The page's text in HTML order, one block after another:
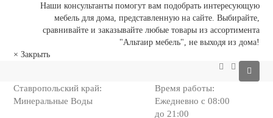
Наши консультанты помогут вам подобрать интересующую
мебель для дома, представленную на сайте. Выбирайте,
сравнивайте и заказывайте любые товары из ассортимента
"Альтаир мебель", не выходя из дома!
× Закрыть
Ставропольский край:
Минеральные Воды
Время работы:
Ежедневно с 08:00
до 21:00